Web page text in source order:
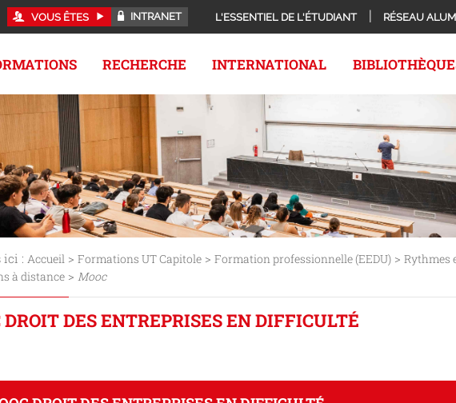
VOUS ÊTES INTRANET L'ESSENTIEL DE L'ÉTUDIANT RÉSEAU
RECHERCHE INTERNATIONAL
ici : Accueil> Formations UT Capitole> Formation professionnelle (EEDU)> Rythmes
à distance> Mooc
DROIT DES ENTREPRISES EN DIFFICULTÉ